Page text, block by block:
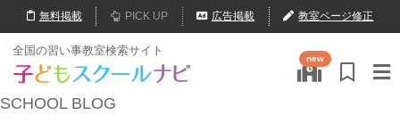
無料掲載 PICK UP 広告掲載 教室ページ修正
全国の習い事教室検索サイト
new
SCHOOL BLOG
2026.07.20 【オンライン開催】夏休みの作文・日記お助け講座
現教室そうぞう